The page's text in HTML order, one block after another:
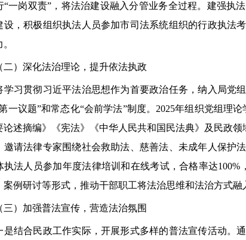
“一岗双责”，将法治建设融入分管业务全过程。建强执
设，积极组织执法人员参加市司法系统组织的行政执法
深化法治理论，提升依法执政
贯彻习近平法治思想作为首要政治任务，纳入局党组
一议题”和常态化“会前学法”制度。2025年组织党组理
论述摘编》《宪法》《中华人民共和国民法典》及民政
邀请法律专家围绕社会救助法、慈善法、未成年人保护
执法人员参加年度法律培训和在线考试，合格率达
案例研讨等形式，推动干部职工将法治思维和法治方式融
加强普法宣传，营造法治氛围
合民政工作实际，开展形式多样的普法宣传活动。